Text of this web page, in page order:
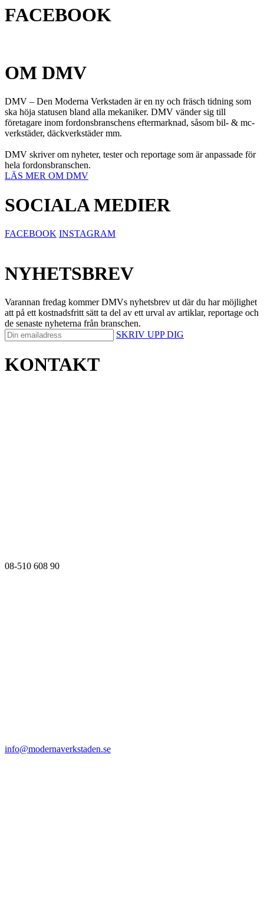
FACEBOOK
OM DMV
DMV – Den Moderna Verkstaden är en ny och fräsch tidning som
ska höja statusen bland alla mekaniker. DMV vänder sig till
företagare inom fordonsbranschens eftermarknad, såsom bil- & mc-
verkstäder, däckverkstäder mm.
DMV skriver om nyheter, tester och reportage som är anpassade för
hela fordonsbranschen.
LÄS MER OM DMV
SOCIALA MEDIER
FACEBOOK INSTAGRAM
NYHETSBREV
Varannan fredag kommer DMVs nyhetsbrev ut där du har möjlighet
att på ett kostnadsfritt sätt ta del av ett urval av artiklar, reportage och
de senaste nyheterna från branschen.
SKRIV UPP DIG
KONTAKT
08-510 608 90
info@modernaverkstaden.se